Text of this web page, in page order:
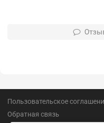
Пользовательское
Обратная связь